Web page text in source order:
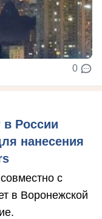
0
России
нанесения
с
в Воронежской